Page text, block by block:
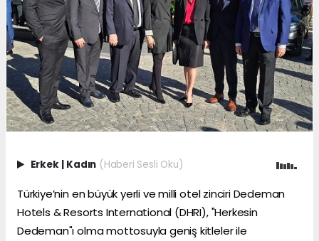
Erkek Kadın (Haberi Sesli Oku)
Türkiye’nin en büyük yerli ve milli otel zinciri Dedeman
Hotels & Resorts International (DHRI), "Herkesin
Dedeman"ı olma mottosuyla geniş kitleler ile